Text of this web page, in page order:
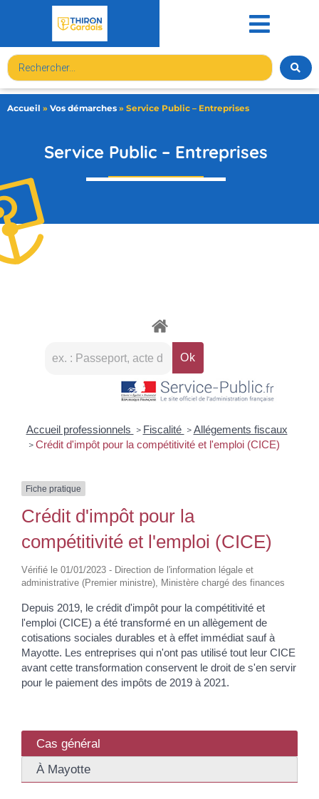
Accueil » Vos démarches » Service Public – Entreprises
Service Public – Entreprises
Accueil professionnels > Fiscalité > Allégements fiscaux
> Crédit d'impôt pour la compétitivité et l'emploi (CICE)
Fiche pratique
Crédit d'impôt pour la
compétitivité et l'emploi (CICE)
Vérifié le 01/01/2023 - Direction de l'information légale et
administrative (Premier ministre), Ministère chargé des finances
Depuis 2019, le crédit d'impôt pour la compétitivité et
l'emploi (CICE) a été transformé en un allègement de
cotisations sociales durables et à effet immédiat sauf à
Mayotte. Les entreprises qui n'ont pas utilisé tout leur CICE
avant cette transformation conservent le droit de s'en servir
pour le paiement des impôts de 2019 à 2021.
Cas général
À Mayotte